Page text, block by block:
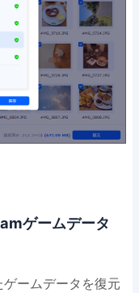
ゲームデータ
ームデータを復元